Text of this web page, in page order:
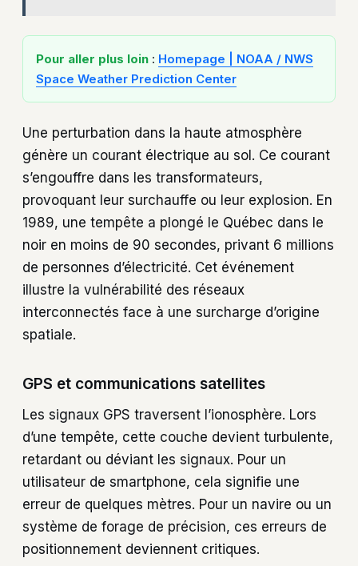
Pour aller plus loin : Homepage | NOAA / NWS
Space Weather Prediction Center
Une perturbation dans la haute atmosphère
génère un courant électrique au sol. Ce courant
s’engouffre dans les transformateurs,
provoquant leur surchauffe ou leur explosion. En
1989, une tempête a plongé le Québec dans le
noir en moins de 90 secondes, privant 6 millions
de personnes d’électricité. Cet événement
illustre la vulnérabilité des réseaux
interconnectés face à une surcharge d’origine
spatiale.
GPS et communications satellites
Les signaux GPS traversent l’ionosphère. Lors
d’une tempête, cette couche devient turbulente,
retardant ou déviant les signaux. Pour un
utilisateur de smartphone, cela signifie une
erreur de quelques mètres. Pour un navire ou un
système de forage de précision, ces erreurs de
positionnement deviennent critiques.